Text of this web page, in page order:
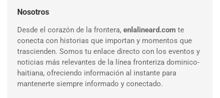
Nosotros
Desde el corazón de la frontera, enlalineard.com te
conecta con historias que importan y momentos que
trascienden. Somos tu enlace directo con los eventos y
noticias más relevantes de la línea fronteriza dominico-
haitiana, ofreciendo información al instante para
mantenerte siempre informado y conectado.